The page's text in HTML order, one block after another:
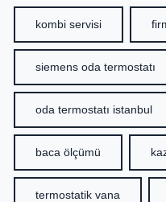
kombi servisi
siemens oda termostatı
oda termostatı istanbul
baca ölçümü
termostatik vana